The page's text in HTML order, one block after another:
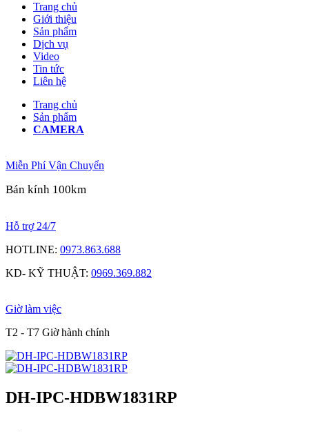
Trang chủ
Giới thiệu
Sản phẩm
Dịch vụ
Video
Tin tức
Liên hệ
Trang chủ
Sản phẩm
CAMERA
Miễn Phí Vận Chuyển
Bán kính 100km
Hỗ trợ 24/7
HOTLINE: 0973.863.688
KD- KỸ THUẬT: 0969.369.882
Giờ làm việc
T2 - T7 Giờ hành chính
DH-IPC-HDBW1831RP